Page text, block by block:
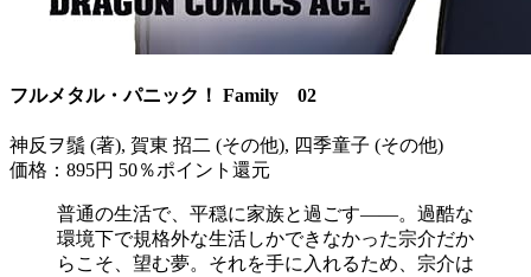
フルメタル・パニック！ Family 02
神反ヲ鬚 (著), 賀東 招二 (その他), 四季童子 (その他)
価格：895円 50％ポイント還元
普通の生活で、平穏に家族と過ごす――。過酷な
環境下で規格外な生活しかできなかった宗介だか
らこそ、望む夢。それを手に入れるため、宗介は